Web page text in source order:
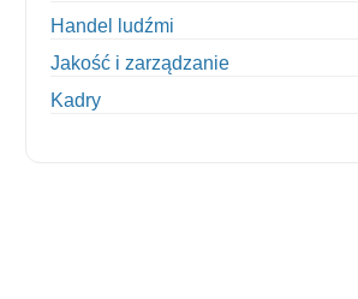
Handel ludźmi
Jakość i zarządzanie
Kadry